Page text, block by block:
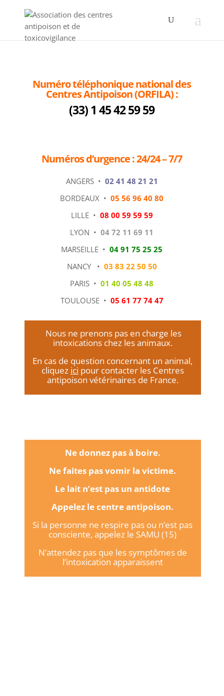
Numéro téléphonique national des
Centres Antipoison (ORFILA) :
(33) 1 45 42 59 59
Numéros d’urgence : 24/24 – 7/7
ANGERS • 02 41 48 21 21
BORDEAUX •05 56 96 40 80
LILLE • 08 00 59 59 59
LYON •04 72 11 69 11
MARSEILLE •04 91 75 25 25
NANCY • 03 83 22 50 50
PARIS •01 40 05 48 48
TOULOUSE • 05 61 77 74 47
Nous ne prenons pas en charge les
intoxications chez les animaux.
En cas de question concernant un animal,
cliquez ici pour contacter les Centres
antipoison vétérinaires de France.
Ne donnez pas à boire.
Ne faites pas vomir la victime.
Le lait n’est pas un antidote
Appelez le centre antipoison.
Si la personne ne respire pas ou n’est pas
consciente, appelez le SAMU (15)
N’attendez pas que les symptômes de
l’intoxication apparaissent